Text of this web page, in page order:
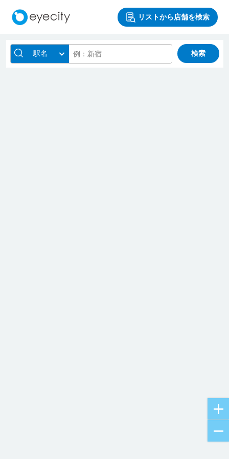
リストから店舗を検索
駅名 検索